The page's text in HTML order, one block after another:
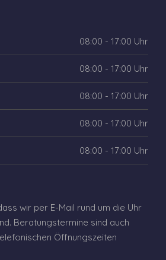
08:00 - 17:00 Uhr
08:00 - 17:00 Uhr
08:00 - 17:00 Uhr
08:00 - 17:00 Uhr
08:00 - 17:00 Uhr
wir per E-Mail rund um die Uhr
Beratungstermine sind auch
Öffnungszeiten